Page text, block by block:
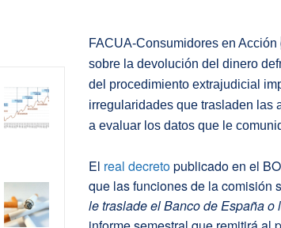
FACUA-Consumidores en Acción
sobre la devolución del dinero
del procedimiento extrajudicial
irregularidades que trasladen las
a evaluar los datos que le
El real decretopublicado en el
que las funciones de la comisión
le traslade el Banco de España o